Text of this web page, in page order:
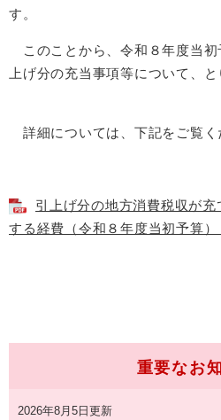
す。
このことから、令和８年度当初
上げ分の充当事項等について、
詳細については、下記をご覧く
引上げ分の地方消費税収が
する経費（令和８年度当初予算
重要なお
2026年8月5日更新